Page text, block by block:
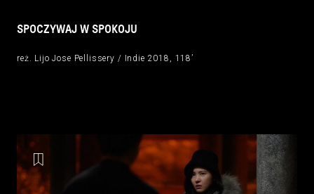
SPOCZYWAJ W SPOKOJU
reż. Lijo Jose Pellissery / Indie 2018, 118’